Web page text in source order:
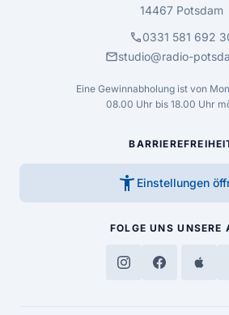
14467 Potsdam
call0331 581 692
mailstudio@radio-
Eine Gewinnabholung ist von
08.00 Uhr bis 18.00 Uhr
accessibility_new Einstellungen
FOLGE UNS UNSERE